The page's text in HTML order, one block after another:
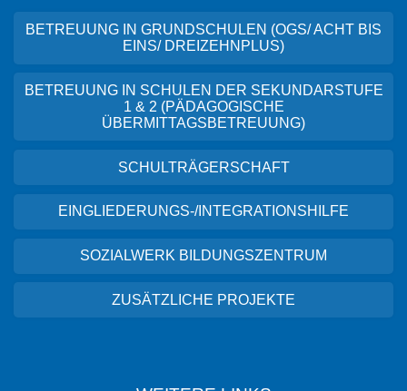
BETREUUNG IN GRUNDSCHULEN (OGS/ ACHT BIS
EINS/ DREIZEHNPLUS)
BETREUUNG IN SCHULEN DER SEKUNDARSTUFE
1 & 2 (PÄDAGOGISCHE
ÜBERMITTAGSBETREUUNG)
SCHULTRÄGERSCHAFT
EINGLIEDERUNGS-/INTEGRATIONSHILFE
SOZIALWERK BILDUNGSZENTRUM
ZUSÄTZLICHE PROJEKTE